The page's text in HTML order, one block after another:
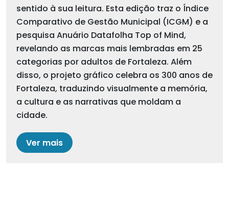
sentido à sua leitura. Esta edição traz o Índice
Comparativo de Gestão Municipal (ICGM) e a
pesquisa Anuário Datafolha Top of Mind,
revelando as marcas mais lembradas em 25
categorias por adultos de Fortaleza. Além
disso, o projeto gráfico celebra os 300 anos de
Fortaleza, traduzindo visualmente a memória,
a cultura e as narrativas que moldam a
cidade.
Ver mais